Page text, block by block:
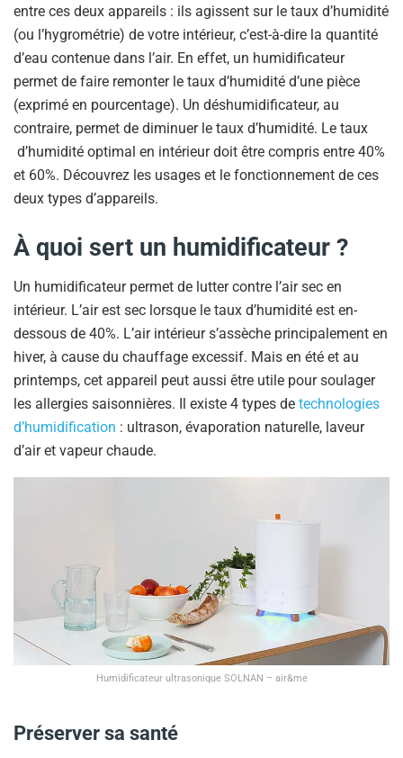
entre ces deux appareils : ils agissent sur le taux d’humidité
(ou l’hygrométrie) de votre intérieur, c’est-à-dire la quantité
d’eau contenue dans l’air. En effet, un humidificateur
permet de faire remonter le taux d’humidité d’une pièce
(exprimé en pourcentage). Un déshumidificateur, au
contraire, permet de diminuer le taux d’humidité. Le taux
d’humidité optimal en intérieur doit être compris entre 40%
et 60%. Découvrez les usages et le fonctionnement de ces
deux types d’appareils.
À quoi sert un humidificateur ?
Un humidificateur permet de lutter contre l’air sec en
intérieur. L’air est sec lorsque le taux d’humidité est en-
dessous de 40%. L’air intérieur s’assèche principalement en
hiver, à cause du chauffage excessif. Mais en été et au
printemps, cet appareil peut aussi être utile pour soulager
les allergies saisonnières. Il existe 4 types de technologies
d’humidification : ultrason, évaporation naturelle, laveur
d’air et vapeur chaude.
Humidificateur ultrasonique SOLNAN – air&me
Préserver sa santé